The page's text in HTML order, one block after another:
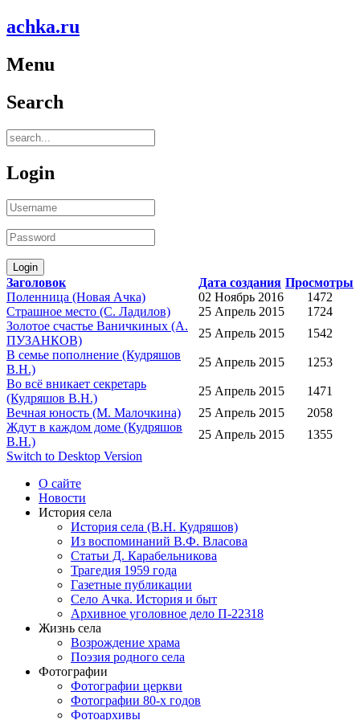
achka.ru
Menu
Search
Login
Заголовок Дата создания Просмотры
Поленница (Новая Ачка)
02 Ноябрь 2016
1472
Страшное место (С. Ладилов)
25 Апрель 2015
1724
Золотое счастье Ваничкиных (А.
ПУЗАНКОВ)
25 Апрель 2015
1542
В семье пополнение (Кудряшов
В.Н.)
25 Апрель 2015
1253
Во всё вникает секретарь
(Кудряшов В.Н.)
25 Апрель 2015
1471
Вечная юность (М. Малочкина)
25 Апрель 2015
2058
Ждут в каждом доме (Кудряшов
В.Н.)
25 Апрель 2015
1355
Switch to Desktop Version
О сайте
Новости
История села
История села (В.Н. Кудряшов)
Из воспоминаний В.Ф. Власова
Статьи Д. Карабельникова
Трагедия 1959 года
Газетные публикации
Село Ачка. История и быт
Архивное уголовное дело П-22318
Жизнь села
Возрождение храма
Поэзия родного села
Фотографии
Фотографии церкви
Фотографии 80-х годов
Фотоархивы